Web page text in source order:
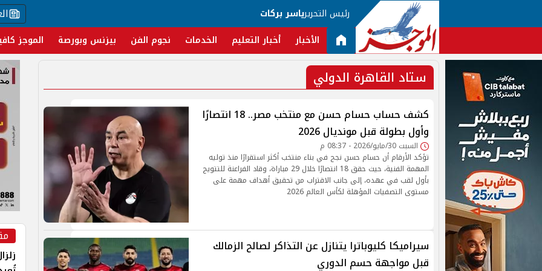
رئيس التحريرياسر بركات
الأخبار أخبار التعليم الخدمات نجوم الفن بيزنس وبورصة الموجز
ستاد القاهرة الدولي
كشف حساب حسام حسن مع منتخب مصر.. 18 انتصارًا
وأول بطولة قبل مونديال 2026
السبت 30/مايو/2026 - 08:37 م
تؤكد الأرقام أن حسام حسن نجح في بناء منتخب أكثر استقرارًا منذ توليه
المهمة الفنية، حيث حقق 18 انتصارًا خلال 29 مباراة، وقاد الفراعنة للتتويج
بأول لقب في عهده، إلى جانب الاقتراب من تحقيق أهداف مهمة على
مستوى التصفيات المؤهلة لكأس العالم 2026
سيراميكا كليوباترا يتنازل عن التذاكر لصالح الزمالك
قبل مواجهة حسم الدوري